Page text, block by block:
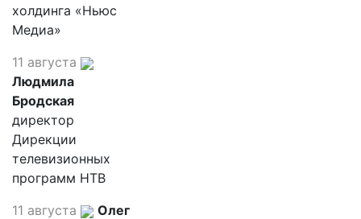
холдинга «Ньюс
Медиа»
11 августа
Людмила
Бродская
директор
Дирекции
телевизионных
программ НТВ
11 августа
Олег